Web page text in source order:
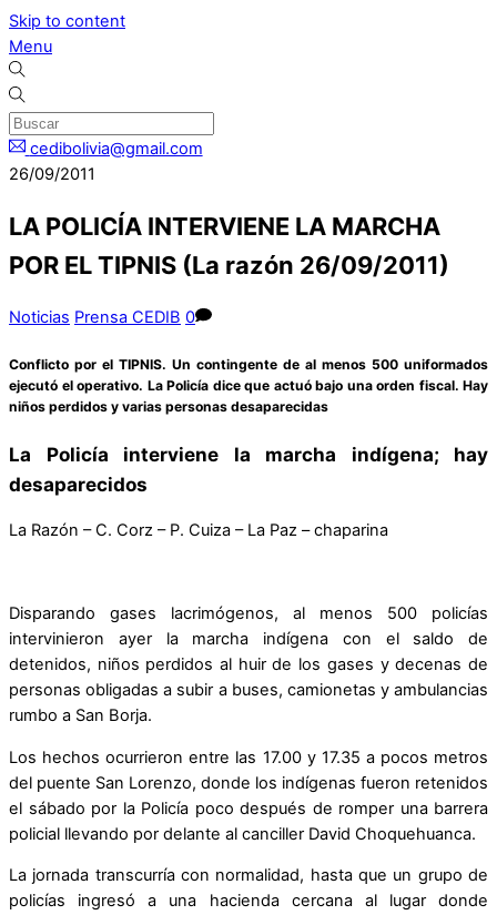
Skip to content
Menu
cedibolivia@gmail.com
26/09/2011
LA POLICÍA INTERVIENE LA MARCHA
POR EL TIPNIS (La razón 26/09/2011)
Noticias Prensa CEDIB 0
Conflicto por el TIPNIS. Un contingente de al menos 500 uniformados
ejecutó el operativo. La Policía dice que actuó bajo una orden fiscal. Hay
niños perdidos y varias personas desaparecidas
La Policía interviene la marcha indígena; hay
desaparecidos
La Razón – C. Corz – P. Cuiza – La Paz – chaparina
Disparando gases lacrimógenos, al menos 500 policías
intervinieron ayer la marcha indígena con el saldo de
detenidos, niños perdidos al huir de los gases y decenas de
personas obligadas a subir a buses, camionetas y ambulancias
rumbo a San Borja.
Los hechos ocurrieron entre las 17.00 y 17.35 a pocos metros
del puente San Lorenzo, donde los indígenas fueron retenidos
el sábado por la Policía poco después de romper una barrera
policial llevando por delante al canciller David Choquehuanca.
La jornada transcurría con normalidad, hasta que un grupo de
policías ingresó a una hacienda cercana al lugar donde